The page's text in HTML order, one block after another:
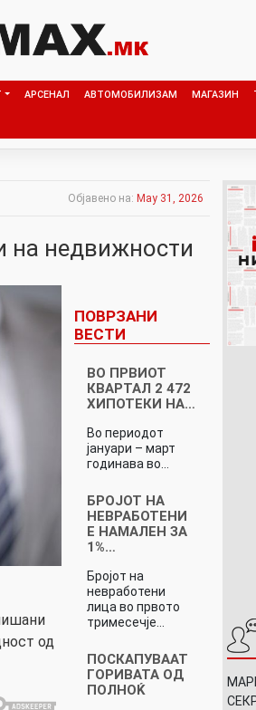
АРСЕНАЛ АВТОМОБИЛИЗАМ МАГАЗИН
Објавено на: May 31, 2026
на недвижности
од
ПОВРЗАНИ
ВЕСТИ
ВО ПРВИОТ
КВАРТАЛ 2 472
ХИПОТЕКИ НА…
Во периодот
јануари – март
годинава во…
БРОЈОТ НА
НЕВРАБОТЕНИ
Е НАМАЛЕН ЗА
1%…
Бројот на
невработени
лица во првото
тримесечје…
ПОСКАПУВААТ
ГОРИВАТА ОД
ПОЛНОЌ